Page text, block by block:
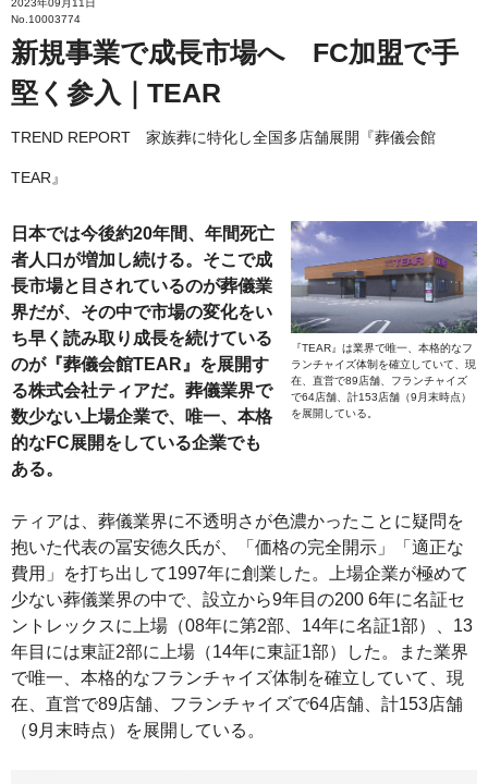
2023年09月11日
No.10003774
新規事業で成長市場へ FC加盟で手
堅く参入｜TEAR
TREND REPORT 家族葬に特化し全国多店舗展開『葬儀会館
TEAR』
『TEAR』は業界で唯一、本格的なフ
ランチャイズ体制を確立していて、現
在、直営で89店舗、フランチャイズ
で64店舗、計153店舗（9月末時点）
を展開している。
日本では今後約20年間、年間死亡
者人口が増加し続ける。そこで成
長市場と目されているのが葬儀業
界だが、その中で市場の変化をい
ち早く読み取り成長を続けている
のが『葬儀会館TEAR』を展開す
る株式会社ティアだ。葬儀業界で
数少ない上場企業で、唯一、本格
的なFC展開をしている企業でも
ある。
ティアは、葬儀業界に不透明さが色濃かったことに疑問を
抱いた代表の冨安徳久氏が、「価格の完全開示」「適正な
費用」を打ち出して1997年に創業した。上場企業が極めて
少ない葬儀業界の中で、設立から9年目の200 6年に名証セ
ントレックスに上場（08年に第2部、14年に名証1部）、13
年目には東証2部に上場（14年に東証1部）した。また業界
で唯一、本格的なフランチャイズ体制を確立していて、現
在、直営で89店舗、フランチャイズで64店舗、計153店舗
（9月末時点）を展開している。